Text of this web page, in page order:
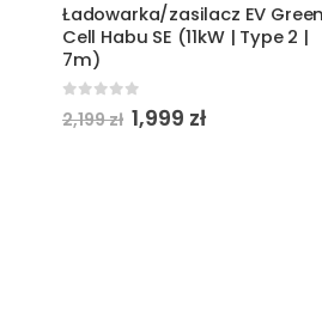
Stacja szybkiego ładowania
MOON POWER Charger HYC 50
0out of 5
Zapytaj o cenę
(+48) 791 702 200